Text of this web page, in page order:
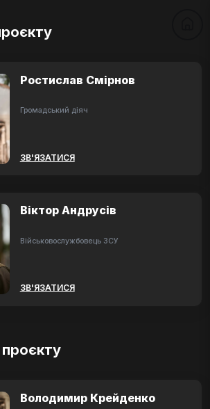
Ростислав Смірнов
Громадський діяч
ЗВ'ЯЗАТИСЯ
Віктор Андрусів
Військовослужбовець ЗСУ
ЗВ'ЯЗАТИСЯ
Володимир Крейденко